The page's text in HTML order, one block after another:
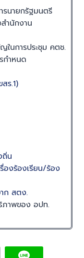
รนายกรัฐมนตรี
ำนักงาน
นการประชุม คตช.
กำหนด
ร.1)
ถิ่น
องร้องเรียน/ร้อง
ก สตง.
ภาพของ อปท.